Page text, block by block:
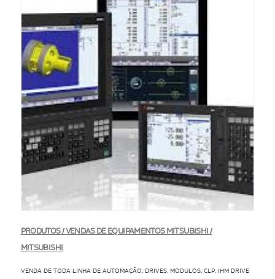
PRODUTOS / VENDAS DE EQUIPAMENTOS MITSUBISHI /
MITSUBISHI
VENDA DE TODA LINHA DE AUTOMAÇÃO, DRIVES, MODULOS, CLP, IHM DRIVE